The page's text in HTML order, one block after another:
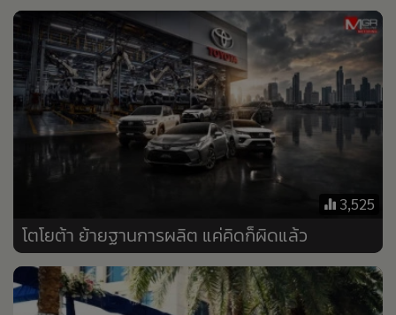
•
การเมือง
•
ท่องเที่ยว
• กีฬา
ต่างประเทศ
•
Special Scoop
เศรษฐกิจ-ธุรกิจ
• อาชญากรรม
• Motoring
• เกม
3,525
โตโยต้า ย้ายฐานการผลิต แค่คิดก็ผิดแล้ว